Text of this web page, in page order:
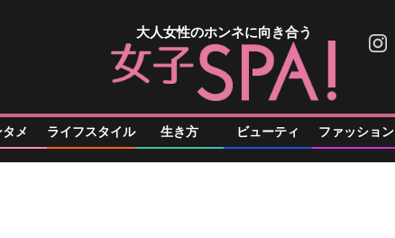
大人女性のホンネに向き合う
メ ライフスタイル 生き方 ビューティ ファッション